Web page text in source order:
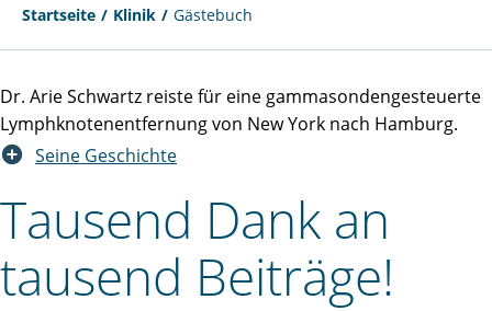
Startseite Klinik Gästebuch
Dr. Arie Schwartz reiste für eine gammasondengesteuerte
Lymphknotenentfernung von New York nach Hamburg.
Seine Geschichte
Tausend Dank an
tausend Beiträge!